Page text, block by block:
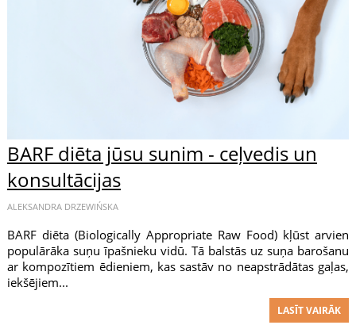
BARF diēta jūsu sunim - ceļvedis un
konsultācijas
ALEKSANDRA DRZEWIŃSKA
BARF diēta (Biologically Appropriate Raw Food) kļūst arvien
populārāka suņu īpašnieku vidū. Tā balstās uz suņa barošanu
ar kompozītiem ēdieniem, kas sastāv no neapstrādātas gaļas,
iekšējiem...
LASĪT VAIRĀK